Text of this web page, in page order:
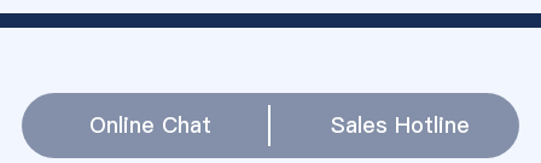
Online Chat Sales Hotline